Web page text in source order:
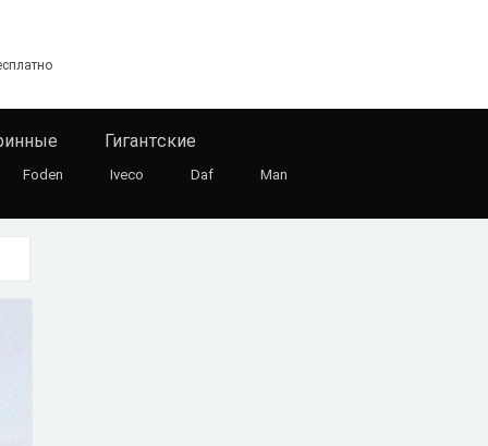
Гигантские
Foden Iveco Daf Man